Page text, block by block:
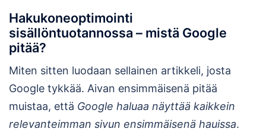
Hakukoneoptimointi
sisällöntuotannossa – mistä Google
pitää?
Miten sitten luodaan sellainen artikkeli, josta
Google tykkää. Aivan ensimmäisenä pitää
muistaa, että Google haluaa näyttää kaikkein
relevanteimman sivun ensimmäisenä hauissa.